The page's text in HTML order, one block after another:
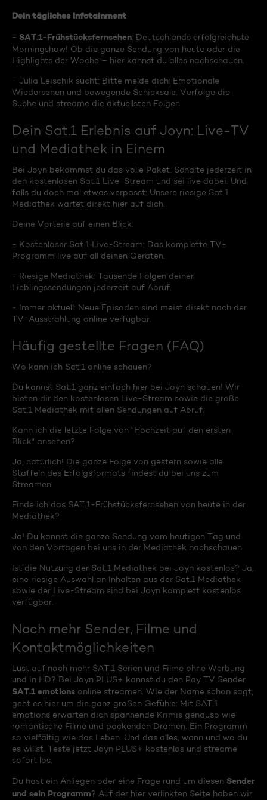
Dein tägliches Infotainment
- SAT.1-Frühstücksfernsehen: Deutschlands erfolgreichste
Morningshow! Ob die ganze Sendung von heute oder die
Highlights der Woche – hier kannst du alles nachschauen.
- Julia Leischik sucht: Bitte melde dich: Emotionale
Wiedersehen und bewegende Schicksale. Verfolge die
Suche und streame die aktuellsten Folgen.
Dein Sat.1 Erlebnis auf Joyn: Live-TV
und Mediathek in Einem
Bei Joyn bekommst du das volle Paket. Schalte jederzeit in
den kostenlosen Sat.1 Live-Stream und sei live dabei. Und
falls du doch mal etwas verpasst: Unsere riesige Sat.1
Mediathek wartet direkt hier auf dich.
Deine Vorteile auf einen Blick:
- Kostenloser Sat.1 Live-Stream: Das komplette TV-
Programm live auf all deinen Geräten.
- Riesige Mediathek: Tausende Folgen deiner
Lieblingssendungen jederzeit auf Abruf.
- Immer aktuell: Neue Episoden sind meist direkt nach der
TV-Ausstrahlung online verfügbar.
Häufig gestellte Fragen (FAQ)
Wo kann ich Sat.1 online schauen?
Du kannst Sat.1 ganz einfach hier bei Joyn schauen! Wir
bieten dir den kostenlosen Live-Stream sowie die große
Sat.1 Mediathek mit allen Sendungen auf Abruf.
Kann ich die letzte Folge von "Hochzeit auf den ersten
Blick" ansehen?
Ja, natürlich! Die ganze Folge von gestern sowie alle
Staffeln des Erfolgsformats findest du bei uns zum
Streamen.
Finde ich das SAT.1-Frühstücksfernsehen von heute in der
Mediathek?
Ja! Du kannst die ganze Sendung vom heutigen Tag und
von den Vortagen bei uns in der Mediathek nachschauen.
Ist die Nutzung der Sat.1 Mediathek bei Joyn kostenlos? Ja,
eine riesige Auswahl an Inhalten aus der Sat.1 Mediathek
sowie der Live-Stream sind bei Joyn komplett kostenlos
verfügbar.
Noch mehr Sender, Filme und
Kontaktmöglichkeiten
Lust auf noch mehr SAT.1 Serien und Filme ohne Werbung
und in HD? Bei Joyn PLUS+ kannst du den Pay TV Sender
SAT.1 emotions online streamen. Wie der Name schon sagt,
geht es hier um die ganz großen Gefühle: Mit SAT.1
emotions erwarten dich spannende Krimis genauso wie
romantische Filme und packenden Dramen. Ein Programm
so vielfältig wie das Leben. Und das alles, wann und wo du
es willst. Teste jetzt Joyn PLUS+ kostenlos und streame
sofort los.
Du hast ein Anliegen oder eine Frage rund um diesen Sender
und sein Programm? Auf der hier verlinkten Seite haben wir